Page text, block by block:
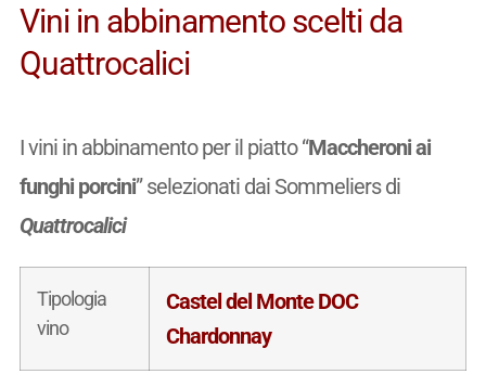
Vini in abbinamento scelti da
Quattrocalici
I vini in abbinamento per il piatto “Maccheroni ai
funghi porcini” selezionati dai Sommeliers di
Quattrocalici
Tipologia
vino
Castel del Monte DOC
Chardonnay